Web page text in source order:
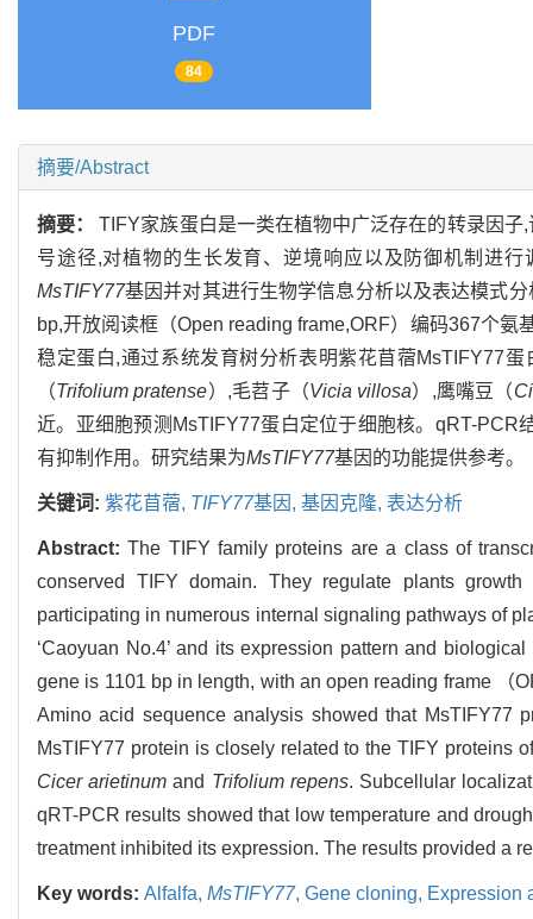
PDF
84
摘要/Abstract
摘要：TIFY家族蛋白是一类在植物中广泛存在的转录因
号途径,对植物的生长发育、逆境响应以及防御机制进行
MsTIFY77基因并对其进行生物学信息分析以及表达模式分
bp,开放阅读框（Open reading frame,ORF）编码367个
稳定蛋白,通过系统发育树分析表明紫花苜蓿MsTIFY77蛋
（Trifolium pratense）,毛苕子（Vicia villosa）,鹰嘴豆（
近。亚细胞预测MsTIFY77蛋白定位于细胞核。qRT-
有抑制作用。研究结果为MsTIFY77基因的功能提供参考。
关键词: 紫花苜蓿, TIFY77基因, 基因克隆, 表达分析
Abstract:The TIFY family proteins are a class of
conserved TIFY domain. They regulate plants
participating in numerous internal signaling pathways of
‘Caoyuan No.4’ and its expression pattern and
gene is 1101 bp in length, with an open reading frame （
Amino acid sequence analysis showed that MsTIFY77
MsTIFY77 protein is closely related to the TIFY proteins
Cicer arietinumand Trifolium repens. Subcellular
qRT-PCR results showed that low temperature and
treatment inhibited its expression. The results provided a
Key words: Alfalfa, MsTIFY77, Gene cloning, Expression